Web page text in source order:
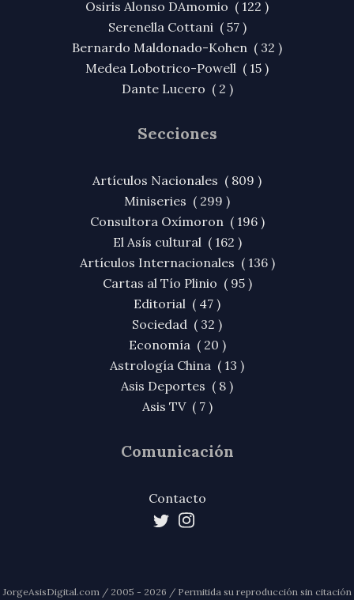
Osiris Alonso DAmomio ( 122 )
Serenella Cottani ( 57 )
Bernardo Maldonado-Kohen ( 32 )
Medea Lobotrico-Powell ( 15 )
Dante Lucero ( 2 )
Secciones
Artículos Nacionales ( 809 )
Miniseries ( 299 )
Consultora Oxímoron ( 196 )
El Asís cultural ( 162 )
Artículos Internacionales ( 136 )
Cartas al Tío Plinio ( 95 )
Editorial ( 47 )
Sociedad ( 32 )
Economía ( 20 )
Astrología China ( 13 )
Asis Deportes ( 8 )
Asis TV ( 7 )
Comunicación
Contacto
JorgeAsisDigital.com / 2005 - 2026 / Permitida su reproducción sin citación